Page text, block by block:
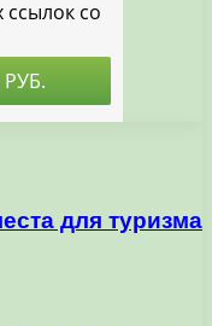
для туризма